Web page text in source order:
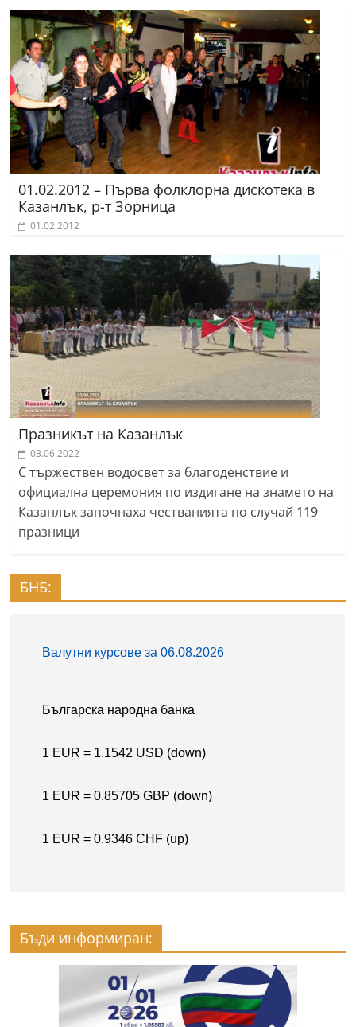
01.02.2012 – Първа фолклорна дискотека в
Казанлък, р-т Зорница
01.02.2012
Празникът на Казанлък
03.06.2022
С тържествен водосвет за благоденствие и
официална церемония по издигане на знамето на
Казанлък започнаха честванията по случай 119
празници
БНБ:
Бъди информиран: